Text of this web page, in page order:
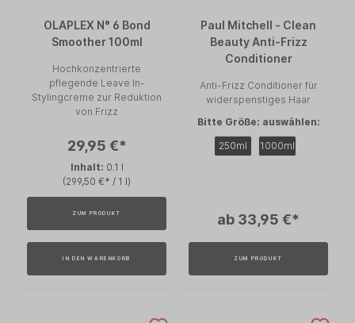
OLAPLEX N° 6 Bond
Smoother 100ml
Hochkonzentrierte
pflegende Leave In-
Stylingcreme zur Reduktion
von Frizz
29,95 €*
Inhalt: 0.1 l
(299,50 €* / 1 l)
ZUM PRODUKT
IN DEN WARENKORB
Paul Mitchell - Clean
Beauty Anti-Frizz
Conditioner
Anti-Frizz Conditioner für
widerspenstiges Haar
Bitte Größe: auswählen:
250ml
1000ml
ab 33,95 €*
ZUM PRODUKT